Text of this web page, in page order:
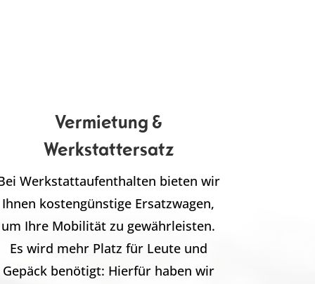
Vermietung &
Werkstattersatz
Werkstattaufenthalten bieten wir
Ihnen kostengünstige Ersatzwagen,
um Ihre Mobilität zu gewährleisten.
Es wird mehr Platz für Leute und
Gepäck benötigt: Hierfür haben wir